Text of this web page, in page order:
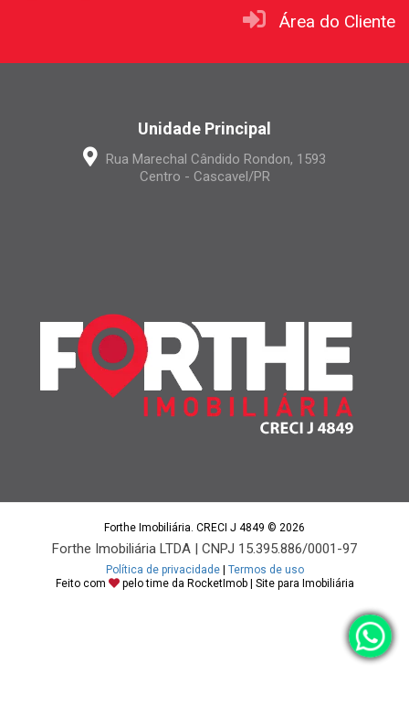
Área do Cliente
Unidade Principal
Rua Marechal Cândido Rondon, 1593
Centro - Cascavel/PR
Forthe Imobiliária. CRECI J 4849 © 2026
Forthe Imobiliária LTDA | CNPJ 15.395.886/0001-97
Política de privacidade| Termos de uso
Feito com
pelo time da RocketImob | Site para Imobiliária